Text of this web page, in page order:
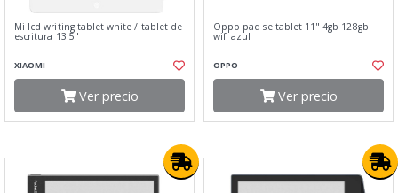
Mi lcd writing tablet white / tablet de
escritura 13.5"
XIAOMI
Ver precio
Oppo pad se tablet 11" 4gb 128gb
wifi azul
OPPO
Ver precio